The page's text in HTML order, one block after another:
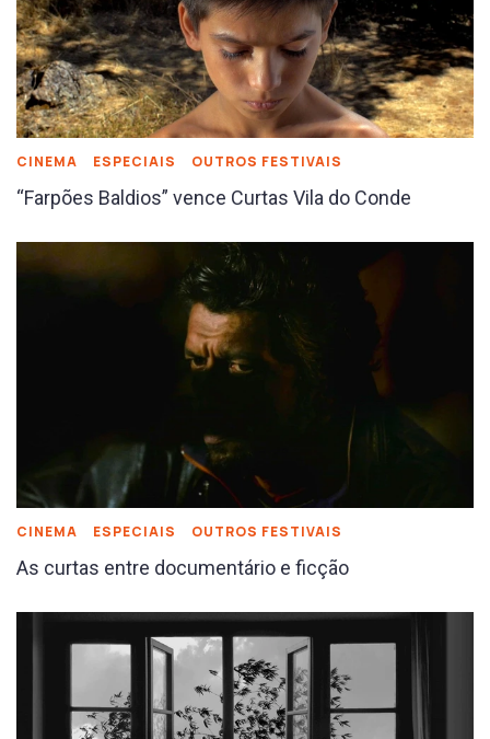
CINEMA ESPECIAIS OUTROS FESTIVAIS
“Farpões Baldios” vence Curtas Vila do Conde
CINEMA ESPECIAIS OUTROS FESTIVAIS
As curtas entre documentário e ficção